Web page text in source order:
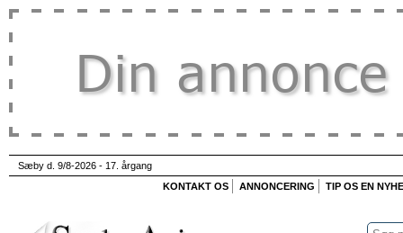
Sæby d. 9/8-2026 - 17. årgang
KONTAKT OS
ANNONCERING TIP OS EN